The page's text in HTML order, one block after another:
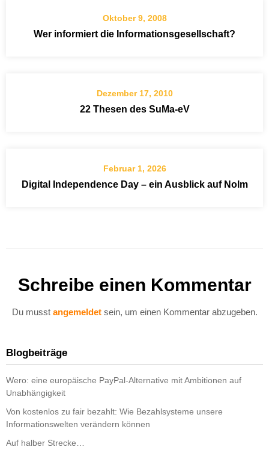
Oktober 9, 2008
Wer informiert die Informationsgesellschaft?
Dezember 17, 2010
22 Thesen des SuMa-eV
Februar 1, 2026
Digital Independence Day – ein Ausblick auf Nolm
Schreibe einen Kommentar
Du musst angemeldetsein, um einen Kommentar abzugeben.
Blogbeiträge
Wero: eine europäische PayPal-Alternative mit Ambitionen auf
Unabhängigkeit
Von kostenlos zu fair bezahlt: Wie Bezahlsysteme unsere
Informationswelten verändern können
Auf halber Strecke…